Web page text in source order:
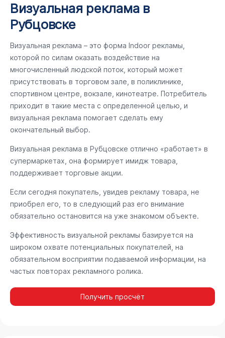
Визуальная реклама в
Рубцовске
Визуальная реклама – это форма Indoor рекламы,
которой по силам оказать воздействие на
многочисленный людской поток, который может
присутствовать в торговом зале, в поликлинике,
спортивном центре, вокзале, кинотеатре. Потребитель
приходит в такие места с определенной целью, и
визуальная реклама помогает сделать ему
окончательный выбор.
Визуальная реклама в Рубцовске отлично «работает» в
супермаркетах, она формирует имидж товара,
поддерживает торговые акции.
Если сегодня покупатель, увидев рекламу товара, не
приобрел его, то в следующий раз его внимание
обязательно остановится на уже знакомом объекте.
Эффективность визуальной рекламы базируется на
широком охвате потенциальных покупателей, на
обязательном восприятии подаваемой информации, на
частых повторах рекламного ролика.
Получить просчёт